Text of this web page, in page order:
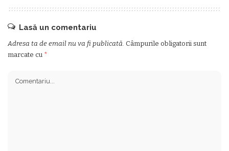
Lasă un comentariu
Adresa ta de email nu va fi publicată. Câmpurile obligatorii sunt
marcate cu *